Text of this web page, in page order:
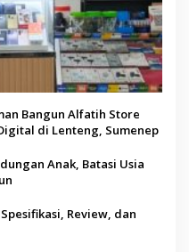
Bangun Alfatih Store
di Lenteng, Sumenep
Anak, Batasi Usia
Review, dan